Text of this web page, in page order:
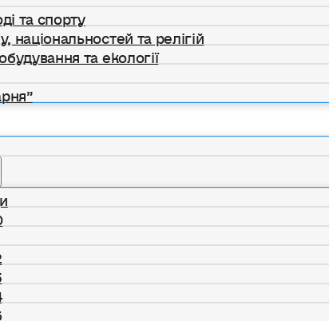
та спорту
національностей та релігій
та екології